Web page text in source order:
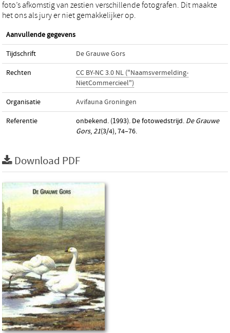
foto’s afkomstig van zestien verschillende fotografen. Dit maakte
het ons als jury er niet gemakkelijker op.
Aanvullende gegevens
Tijdschrift De Grauwe Gors
Rechten
CC BY-NC 3.0 NL ("Naamsvermelding-
NietCommercieel")
Organisatie Avifauna Groningen
Referentie onbekend. (1993). De fotowedstrijd. De Grauwe
Gors,21(3/4), 74–76.
Download PDF